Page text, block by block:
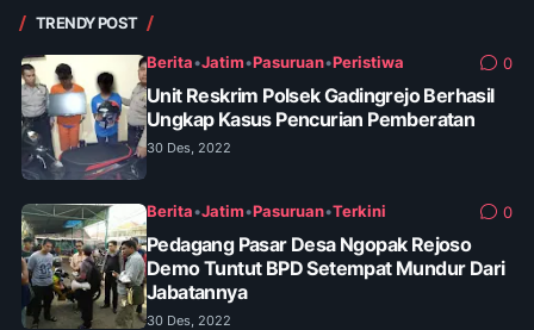
TRENDY POST
Berita•Jatim•Pasuruan•Peristiwa 0
Unit Reskrim Polsek Gadingrejo Berhasil
Ungkap Kasus Pencurian Pemberatan
30 Des, 2022
Berita•Jatim•Pasuruan•Terkini 0
Pedagang Pasar Desa Ngopak Rejoso
Demo Tuntut BPD Setempat Mundur Dari
Jabatannya
30 Des, 2022